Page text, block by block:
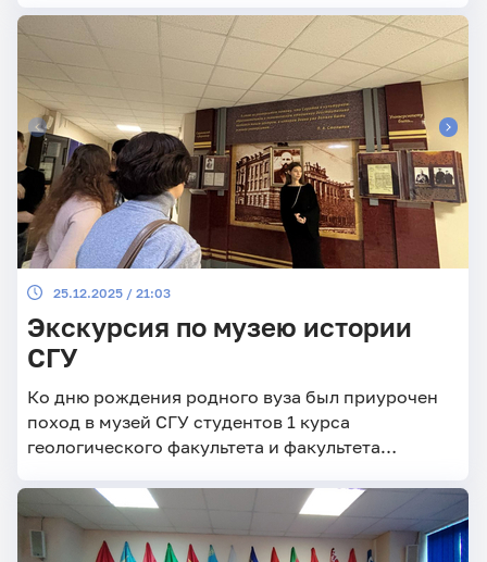
приняли участие студенты различных
факультетов и институтов СГУ, изучающие
немецкий язык на кафедре НЯиМК.
25.12.2025 / 21:03
Экскурсия по музею истории
СГУ
Ко дню рождения родного вуза был приурочен
поход в музей СГУ студентов 1 курса
геологического факультета и факультета
язык на кафедре немецкого языка и
межкультурной коммуникации.